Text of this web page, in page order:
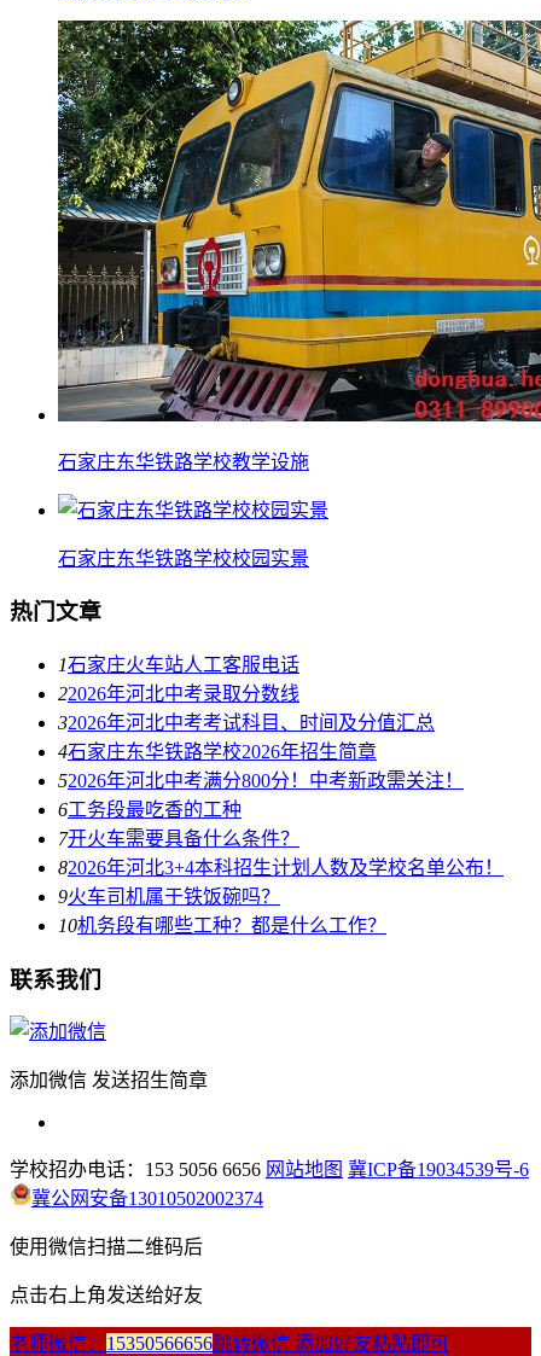
石家庄东华铁路学校教学设施
石家庄东华铁路学校校园实景
热门文章
1石家庄火车站人工客服电话
22026年河北中考录取分数线
32026年河北中考考试科目、时间及分值汇总
4石家庄东华铁路学校2026年招生简章
52026年河北中考满分800分！中考新政需关注！
6工务段最吃香的工种
7开火车需要具备什么条件？
82026年河北3+4本科招生计划人数及学校名单公布！
9火车司机属于铁饭碗吗？
10机务段有哪些工种？都是什么工作？
联系我们
添加微信 发送招生简章
学校招办电话：153 5056 6656 网站地图 冀ICP备19034539号-6
冀公网安备13010502002374
使用微信扫描二维码后
点击右上角发送给好友
老师微信： 15350566656跳转微信 添加好友粘贴即可